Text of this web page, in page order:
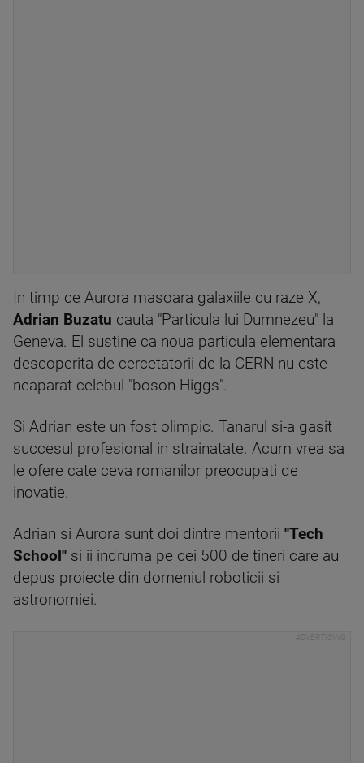
In timp ce Aurora masoara galaxiile cu raze X,
Adrian Buzatu cauta "Particula lui Dumnezeu" la
Geneva. El sustine ca noua particula elementara
descoperita de cercetatorii de la CERN nu este
neaparat celebul "boson Higgs".
Si Adrian este un fost olimpic. Tanarul si-a gasit
succesul profesional in strainatate. Acum vrea sa
le ofere cate ceva romanilor preocupati de
inovatie.
Adrian si Aurora sunt doi dintre mentorii ''Tech
School'' si ii indruma pe cei 500 de tineri care au
depus proiecte din domeniul roboticii si
astronomiei.